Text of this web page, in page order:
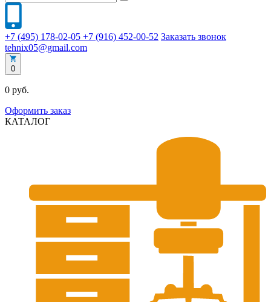
+7 (495) 178-02-05 +7 (916) 452-00-52 Заказать звонок
tehnix05@gmail.com
0
0 руб.
Оформить заказ
КАТАЛОГ